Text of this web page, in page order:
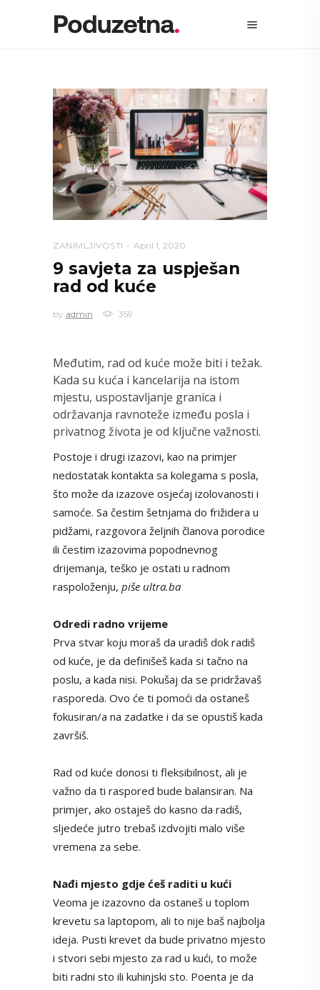
ZANIMLJIVOSTI April 1, 2020
9 savjeta za uspješan
rad od kuće
by admin 359
Međutim, rad od kuće može biti i težak.
Kada su kuća i kancelarija na istom
mjestu, uspostavljanje granica i
održavanja ravnoteže između posla i
privatnog života je od ključne važnosti.
Postoje i drugi izazovi, kao na primjer
nedostatak kontakta sa kolegama s posla,
što može da izazove osjećaj izolovanosti i
samoće. Sa čestim šetnjama do frižidera u
pidžami, razgovora željnih članova porodice
ili čestim izazovima popodnevnog
drijemanja, teško je ostati u radnom
raspoloženju, piše ultra.ba
Odredi radno vrijeme
Prva stvar koju moraš da uradiš dok radiš
od kuće, je da definišeš kada si tačno na
poslu, a kada nisi. Pokušaj da se pridržavaš
rasporeda. Ovo će ti pomoći da ostaneš
fokusiran/a na zadatke i da se opustiš kada
završiš.
Rad od kuće donosi ti fleksibilnost, ali je
važno da ti raspored bude balansiran. Na
primjer, ako ostaješ do kasno da radiš,
sljedeće jutro trebaš izdvojiti malo više
vremena za sebe.
Nađi mjesto gdje ćeš raditi u kući
Veoma je izazovno da ostaneš u toplom
krevetu sa laptopom, ali to nije baš najbolja
ideja. Pusti krevet da bude privatno mjesto
i stvori sebi mjesto za rad u kući, to može
biti radni sto ili kuhinjski sto. Poenta je da